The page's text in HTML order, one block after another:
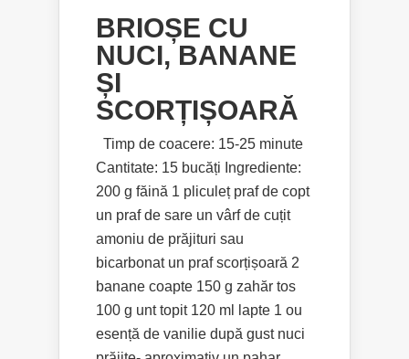
BRIOȘE CU
NUCI, BANANE
ȘI
SCORȚIȘOARĂ
Timp de coacere: 15-25 minute
Cantitate: 15 bucăți Ingrediente:
200 g făină 1 pliculeț praf de copt
un praf de sare un vârf de cuțit
amoniu de prăjituri sau
bicarbonat un praf scorțișoară 2
banane coapte 150 g zahăr tos
100 g unt topit 120 ml lapte 1 ou
esență de vanilie după gust nuci